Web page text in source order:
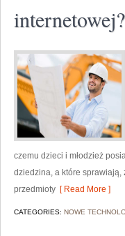
internetowej?
czemu dzieci i młodzież
dziedzina, a które sprawiają,
przedmioty [ Read More ]
CATEGORIES: NOWE